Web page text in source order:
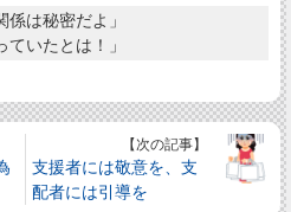
係は秘密だよ」
ていたとは！」
【次の記事】
支援者には敬意を、支
配者には引導を